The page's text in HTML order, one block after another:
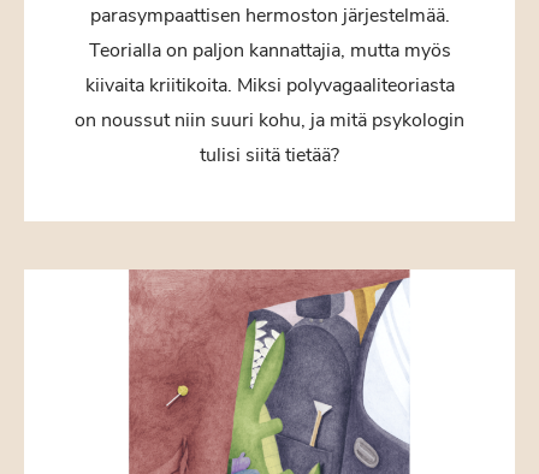
parasympaattisen hermoston järjestelmää.
Teorialla on paljon kannattajia, mutta myös
kiivaita kriitikoita. Miksi polyvagaaliteoriasta
on noussut niin suuri kohu, ja mitä psykologin
tulisi siitä tietää?